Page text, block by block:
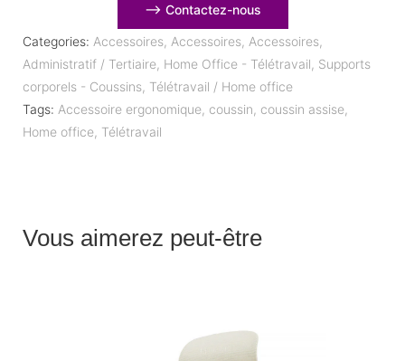
⟶ Contactez-nous
Categories: Accessoires, Accessoires, Accessoires,
Administratif / Tertiaire, Home Office - Télétravail, Supports
corporels - Coussins, Télétravail / Home office
Tags: Accessoire ergonomique, coussin, coussin assise,
Home office, Télétravail
Vous aimerez peut-être